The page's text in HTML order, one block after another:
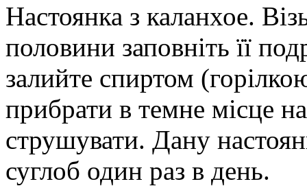
Настоянка з каланхое.
половини заповніть її
залийте спиртом
прибрати в темне місце
струшувати. Дану
суглоб один раз в день.